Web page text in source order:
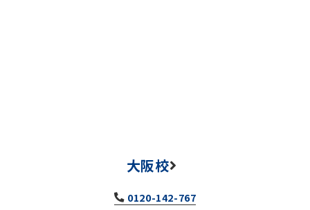
大阪校
0120-142-767